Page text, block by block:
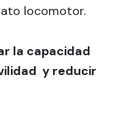
locomotor.
la capacidad
y reducir